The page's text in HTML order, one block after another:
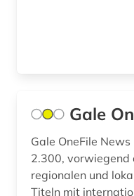
tschechien (1)
türkei (1)
türkisch (1)
Gale
Gale OneFile News bietet Zugang zu über
2.300, vorwiegend
regionalen und
Titeln mit